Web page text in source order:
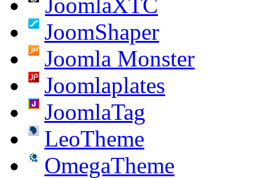
JoomlaXTC
JoomShaper
Joomla Monster
Joomlaplates
JoomlaTag
LeoTheme
OmegaTheme